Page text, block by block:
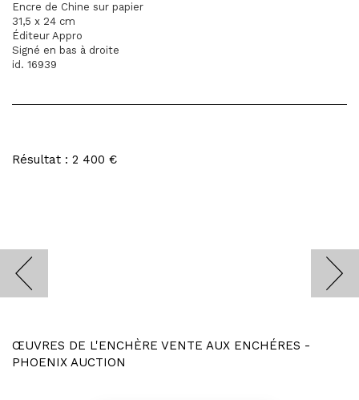
Encre de Chine sur papier
31,5 x 24 cm
Éditeur Appro
Signé en bas à droite
id. 16939
Résultat : 2 400 €
ŒUVRES DE L'ENCHÈRE VENTE AUX ENCHÉRES -
PHOENIX AUCTION